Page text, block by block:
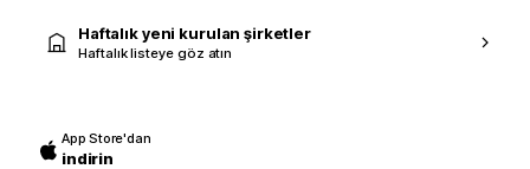
Haftalık yeni kurulan şirketler
Haftalık listeye göz atın
App Store'dan
indirin